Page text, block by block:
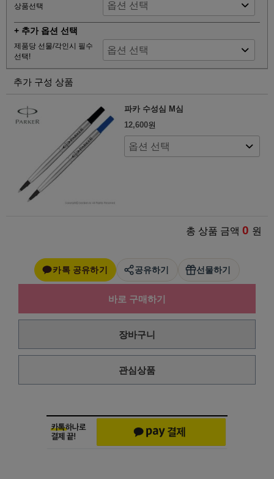
상품선택
+ 추가 옵션 선택
제품당 선물/각인시 필수
선택!
추가 구성 상품
파카 수성심 M심
12,600원
총 상품 금액 0 원
카톡 공유하기 공유하기 선물하기
바로 구매하기
장바구니
관심상품